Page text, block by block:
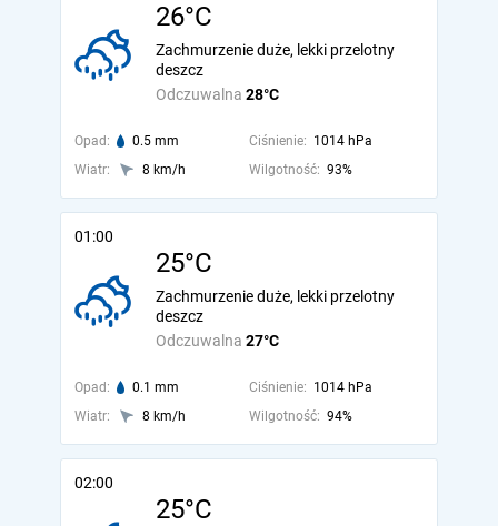
26°C
Odczuwalna 28°C
Zachmurzenie duże, lekki przelotny
deszcz
Opad: 0.5 mm Ciśnienie: 1014 hPa
Wiatr:
8 km/h Wilgotność: 93%
01:00
25°C
Odczuwalna 27°C
Zachmurzenie duże, lekki przelotny
deszcz
Opad: 0.1 mm Ciśnienie: 1014 hPa
Wiatr:
8 km/h Wilgotność: 94%
02:00
25°C